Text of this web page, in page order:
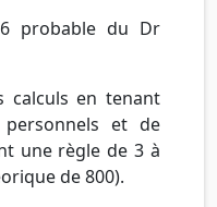
probable du Dr
calculs en tenant
et de
une règle de 3 à
de 800).